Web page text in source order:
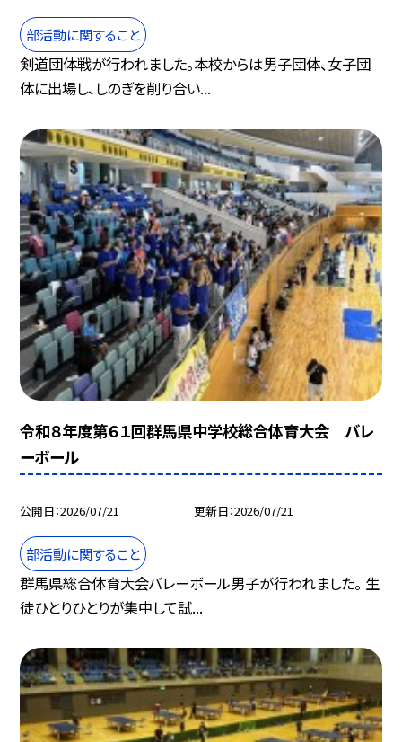
部活動に関すること
剣道団体戦が行われました。本校からは男子団体、女子団
体に出場し、しのぎを削り合い...
令和８年度第６１回群馬県中学校総合体育大会 バレ
ーボール
公開日 2026/07/21 更新日 2026/07/21
部活動に関すること
群馬県総合体育大会バレーボール男子が行われました。 生
徒ひとりひとりが集中して試...